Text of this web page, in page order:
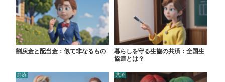
割戻金と配当金：似て非なるもの
暮らしを守る生協の共済：全国生
協連とは？
共済 共済